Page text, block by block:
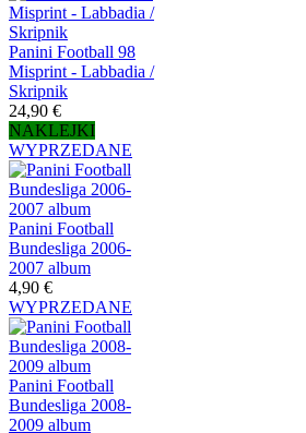
Panini Football 98
Misprint - Labbadia /
Skripnik
24,90 €
NAKLEJKI
WYPRZEDANE
Panini Football
Bundesliga 2006-
2007 album
4,90 €
WYPRZEDANE
Panini Football
Bundesliga 2008-
2009 album